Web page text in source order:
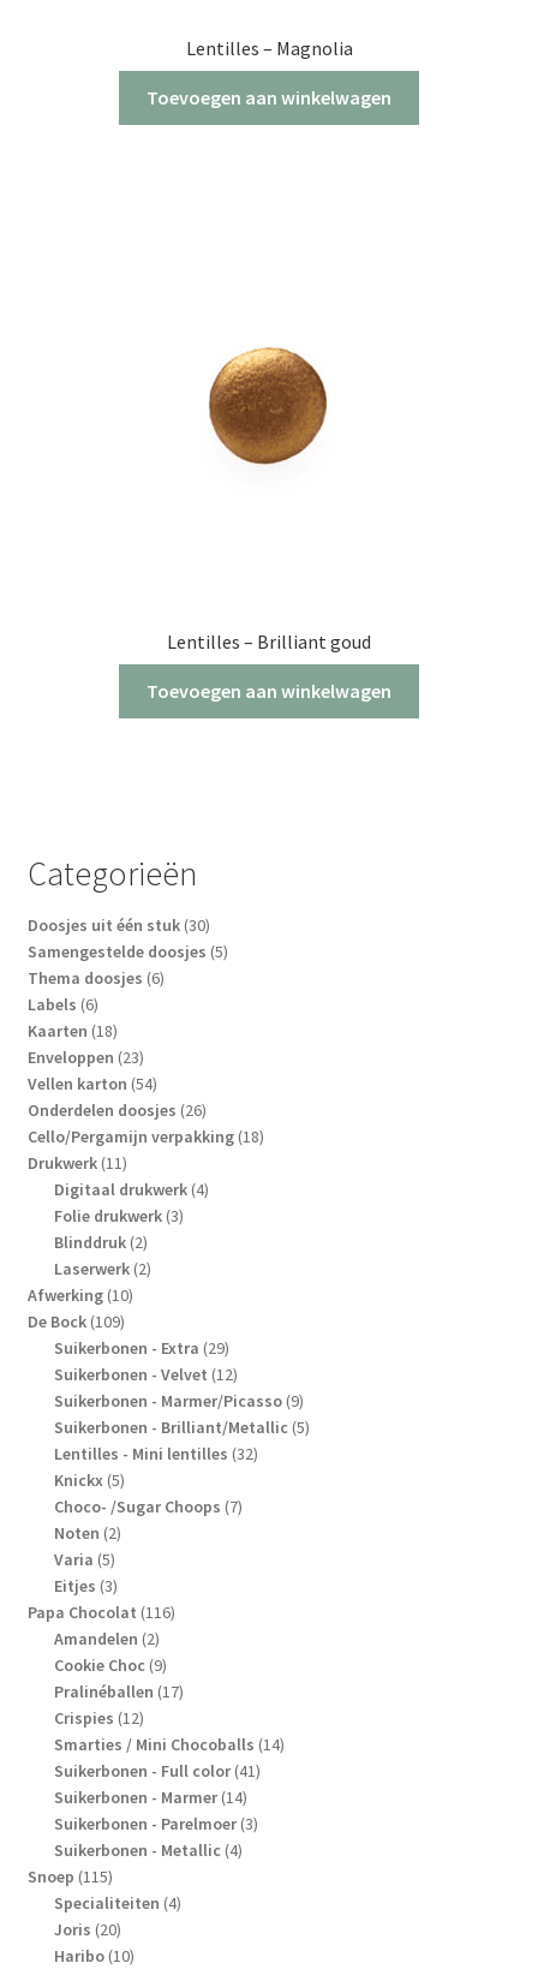
Lentilles – Magnolia
Toevoegen aan winkelwagen
Lentilles – Brilliant goud
Toevoegen aan winkelwagen
Categorieën
Doosjes uit één stuk 3030
producten
Samengestelde doosjes 55
Thema doosjes 66
Labels 66
producten
Kaarten 1818
producten
Enveloppen 2323
producten
Vellen karton 5454
producten
Onderdelen doosjes 2626
producten
Cello/Pergamijn verpakking 1818
Drukwerk 1111
producten
Digitaal drukwerk 44
Folie drukwerk 33
Blinddruk 22
producten
Laserwerk 22
Afwerking 1010
De Bock 109109
producten
Suikerbonen - Extra 2929
producten
Suikerbonen - Velvet 1212
producten
Suikerbonen - Marmer/Picasso 99
producten
Suikerbonen - Brilliant/Metallic 55
Lentilles - Mini lentilles 3232
Knickx 55
producten
Choco- /Sugar Choops 77
Noten 22
Varia 55
producten
Eitjes 33
producten
Papa Chocolat 116116
Amandelen 22
producten
Cookie Choc 99
producten
Pralinéballen 1717
Crispies 1212
producten
Smarties / Mini Chocoballs 1414
Suikerbonen - Full color 4141
Suikerbonen - Marmer 1414
producten
Suikerbonen - Parelmoer 33
Suikerbonen - Metallic 44
Snoep 115115
producten
Specialiteiten 44
Joris 2020
producten
Haribo 1010